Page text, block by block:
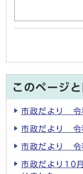
このページ
市政だより
市政だより
市政だより
市政だより10